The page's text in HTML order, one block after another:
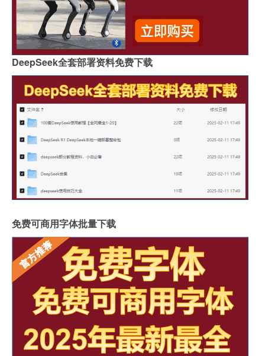
DeepSeek全套部署资料免费下载
免费可商用字体批量下载